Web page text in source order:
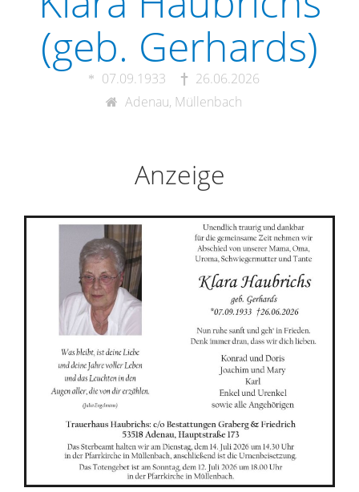
(geb. Gerhards)
07.09.1933
26.06.2026
Adenau, Müllenbach
Anzeige